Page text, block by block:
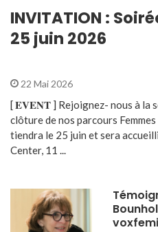
INVITATION :
25 juin 2026
22 Mai 2026
[ 𝐄𝐕𝐄𝐍𝐓 ] Rejoignez- nous à la
clôture de nos parcours
tiendra le 25 juin et sera
Center, 11 ...